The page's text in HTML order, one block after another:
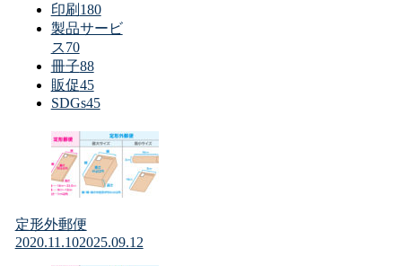
印刷 180
製品サービ
ス70
冊子88
販促45
SDGs45
定形外郵便
2020.11.102025.09.12